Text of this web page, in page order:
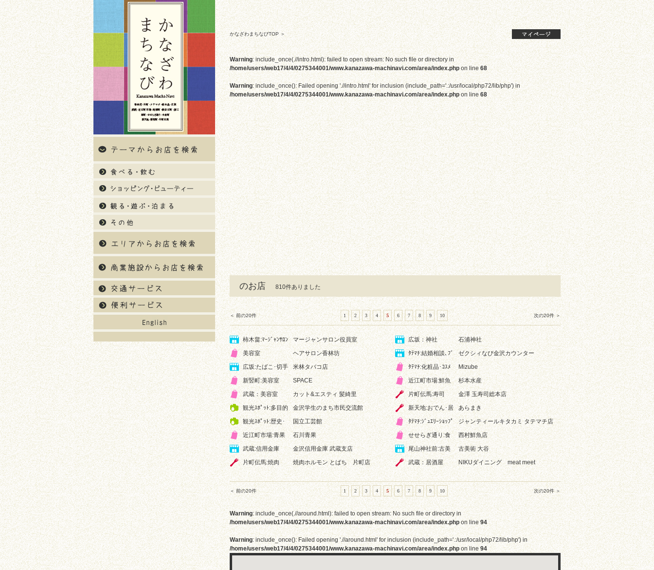
かなざわまちなびTOP＞
Warning: include_once(.//intro.html): failed to open stream: No such file or directory in
/home/users/web17/4/4/0275344001/www.kanazawa-machinavi.com/area/index.phpon line68
Warning: include_once(): Failed opening './/intro.html' for inclusion (include_path='.:/usr/local/php72/lib/php') in
/home/users/web17/4/4/0275344001/www.kanazawa-machinavi.com/area/index.phpon line68
のお店 810件ありました
＜ 前の20件 次の20件 ＞
1 2 3 4 5 6 7 8 9 10
柿木畠:ﾏｰｼﾞｬﾝｻﾛﾝ
マージャンサロン役員室
美容室
ヘアサロン香林坊
広坂:たばこ･切手
米林タバコ店
新竪町:美容室
SPACE
武蔵：美容室
カット&エスティ 髪綺里
観光ｽﾎﾟｯﾄ:多目的
金沢学生のまち市民交流館
観光ｽﾎﾟｯﾄ:歴史･
国立工芸館
近江町市場:青果
石川青果
武蔵:信用金庫
金沢信用金庫 武蔵支店
片町伝馬:焼肉
焼肉ホルモン とばち 片町店
広坂：神社
石浦神社
ﾀﾃﾏﾁ:結婚相談､ﾌﾞ
ゼクシィなび金沢カウンター
ﾀﾃﾏﾁ:化粧品･ｺｽﾒ
Mizube
近江町市場:鮮魚
杉本水産
片町伝馬:寿司
金澤 玉寿司総本店
新天地:おでん･居
あらまき
ﾀﾃﾏﾁ:ｼﾞｭｴﾘｰｼｮｯﾌﾟ
ジャンティールキタカミ タテマチ店
せせらぎ通り:食
西村鮮魚店
尾山神社前:古美
古美術 大谷
武蔵：居酒屋
NIKUダイニング meat meet
＜ 前の20件 次の20件 ＞
1 2 3 4 5 6 7 8 9 10
Warning: include_once(.//around.html): failed to open stream: No such file or directory in
/home/users/web17/4/4/0275344001/www.kanazawa-machinavi.com/area/index.phpon line94
Warning: include_once(): Failed opening './/around.html' for inclusion (include_path='.:/usr/local/php72/lib/php') in
/home/users/web17/4/4/0275344001/www.kanazawa-machinavi.com/area/index.phpon line94